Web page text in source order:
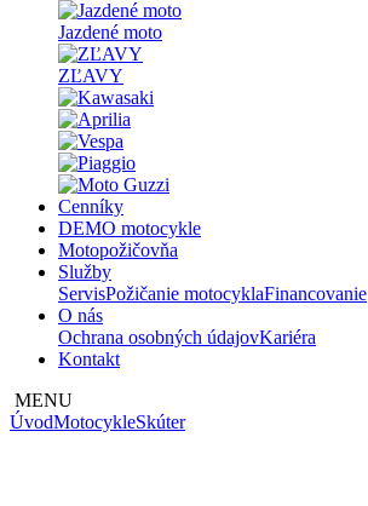
Jazdené moto
ZĽAVY
Cenníky
DEMO motocykle
Motopožičovňa
Služby
ServisPožičanie motocyklaFinancovanie
O nás
Ochrana osobných údajovKariéra
Kontakt
MENU
ÚvodMotocykleSkúter